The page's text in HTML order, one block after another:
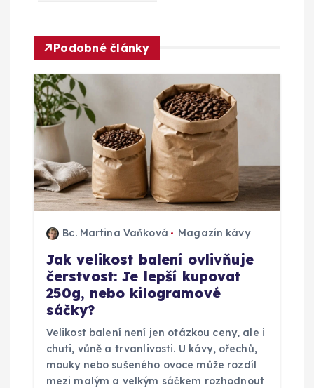
e
p
r
o
p
ř
Podobné články
Bc. Martina Vaňková Magazín kávy
Jak velikost balení ovlivňuje
čerstvost: Je lepší kupovat
250g, nebo kilogramové
sáčky?
Velikost balení není jen otázkou ceny, ale i
chuti, vůně a trvanlivosti. U kávy, ořechů,
mouky nebo sušeného ovoce může rozdíl
mezi malým a velkým sáčkem rozhodnout